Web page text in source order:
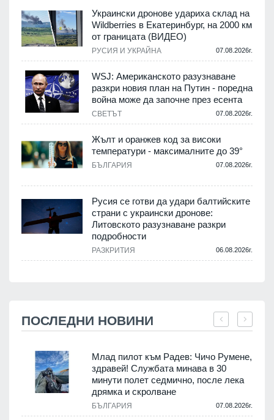
Украински дронове удариха склад на
Wildberries в Екатеринбург, на 2000 км
от границата (ВИДЕО)
РУСИЯ И УКРАЙНА 07.08.2026г.
WSJ: Американското разузнаване
разкри новия план на Путин - поредна
война може да започне през есента
СВЕТЪТ 07.08.2026г.
Жълт и оранжев код за високи
температури - максималните до 39°
БЪЛГАРИЯ 07.08.2026г.
Русия се готви да удари балтийските
страни с украински дронове:
Литовското разузнаване разкри
подробности
РАЗКРИТИЯ 06.08.2026г.
ПОСЛЕДНИ НОВИНИ
Млад пилот към Радев: Чичо Румене,
здравей! Службата минава в 30
минути полет седмично, после лека
дрямка и скролване
БЪЛГАРИЯ 07.08.2026г.